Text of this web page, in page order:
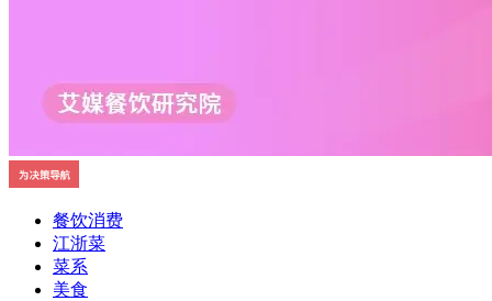
餐饮消费
江浙菜
菜系
美食